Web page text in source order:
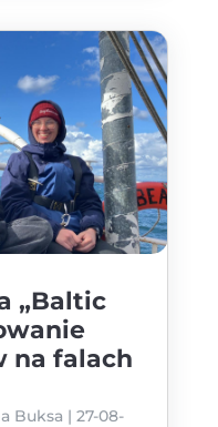
„Baltic
na falach
Buksa | 27-08-